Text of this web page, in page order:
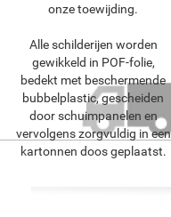
onze toewijding.
Alle schilderijen worden
gewikkeld in POF-folie,
bedekt met beschermende
bubbelplastic, gescheiden
door schuimpanelen en
vervolgens zorgvuldig in een
kartonnen doos geplaatst.